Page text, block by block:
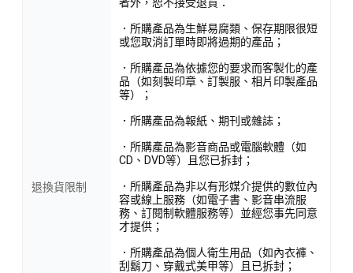
退換貨限制
．所購產品為生鮮易腐類、保存期限很短
或您取消訂單時即將過期的產品；
．所購產品為依據您的要求而客製化的產
品（如刻製印章、訂製服、相片印製產品
等）；
．所購產品為報紙、期刊或雜誌；
．所購產品為影音商品或電腦軟體（如
CD、DVD等）且您已拆封；
．所購產品為非以有形媒介提供的數位內
容或線上服務（如電子書、影音串流服
務、訂閱制軟體服務等）並經您事先同意
才提供；
．所購產品為個人衛生用品（如內衣褲、
刮鬍刀、穿戴式美甲等）且已拆封；